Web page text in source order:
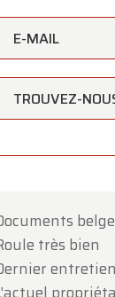
E-MAIL
TROUVEZ-
très bien